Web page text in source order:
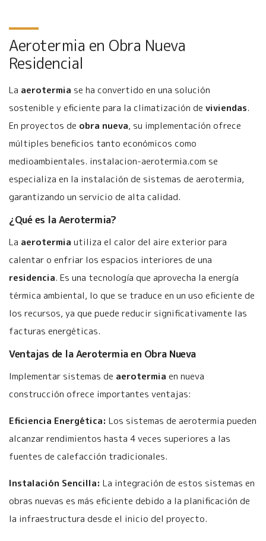
Aerotermia en Obra Nueva
Residencial
La aerotermia se ha convertido en una solución
sostenible y eficiente para la climatización de viviendas.
En proyectos de obra nueva, su implementación ofrece
múltiples beneficios tanto económicos como
medioambientales. instalacion-aerotermia.com se
especializa en la instalación de sistemas de aerotermia,
garantizando un servicio de alta calidad.
¿Qué es la Aerotermia?
La aerotermia utiliza el calor del aire exterior para
calentar o enfriar los espacios interiores de una
residencia. Es una tecnología que aprovecha la energía
térmica ambiental, lo que se traduce en un uso eficiente de
los recursos, ya que puede reducir significativamente las
facturas energéticas.
Ventajas de la Aerotermia en Obra Nueva
Implementar sistemas de aerotermia en nueva
construcción ofrece importantes ventajas:
Eficiencia Energética: Los sistemas de aerotermia pueden
alcanzar rendimientos hasta 4 veces superiores a las
fuentes de calefacción tradicionales.
Instalación Sencilla: La integración de estos sistemas en
obras nuevas es más eficiente debido a la planificación de
la infraestructura desde el inicio del proyecto.